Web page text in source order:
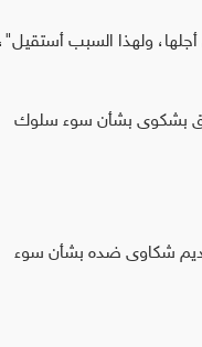
ولهذا السبب أستقيل"،
بشكوى بشأن سوء سلوك
شكاوى ضده بشأن سوء